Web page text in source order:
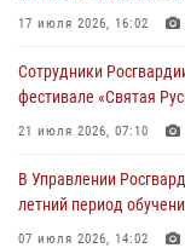
Cотрудники
28 июля 2026, 06:14
Более пятидесяти
27 июля 2026, 09:53
«Росгвардия. Вехи
17 июля 2026, 16:02
Сотрудники
фестивале «Святая
21 июля 2026, 07:10
В Управлении
летний период
07 июля 2026, 14:02